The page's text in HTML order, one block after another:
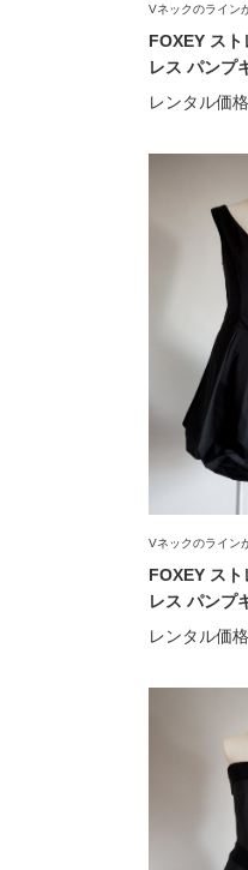
Vネックのライン
FOXEY ス
レス パンプ
レンタル価格
Vネックのライン
FOXEY ス
レス パンプ
レンタル価格